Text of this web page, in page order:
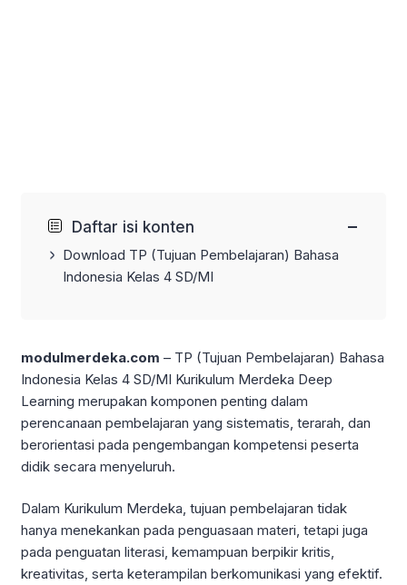
Daftar isi konten −
Download TP (Tujuan Pembelajaran) Bahasa
Indonesia Kelas 4 SD/MI
modulmerdeka.com – TP (Tujuan Pembelajaran) Bahasa
Indonesia Kelas 4 SD/MI Kurikulum Merdeka Deep
Learning merupakan komponen penting dalam
perencanaan pembelajaran yang sistematis, terarah, dan
berorientasi pada pengembangan kompetensi peserta
didik secara menyeluruh.
Dalam Kurikulum Merdeka, tujuan pembelajaran tidak
hanya menekankan pada penguasaan materi, tetapi juga
pada penguatan literasi, kemampuan berpikir kritis,
kreativitas, serta keterampilan berkomunikasi yang efektif.